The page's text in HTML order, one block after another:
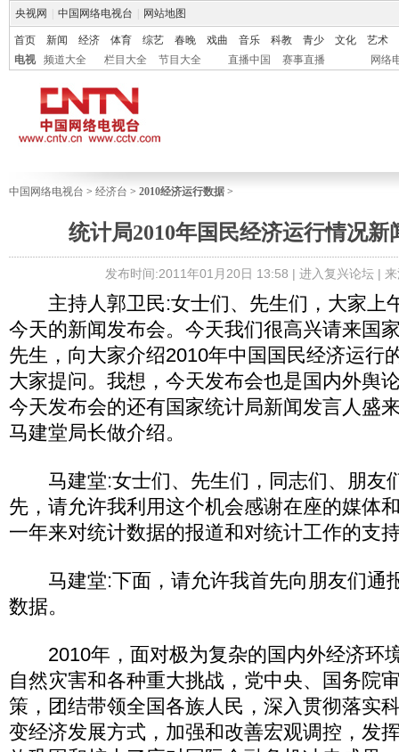
央视网 中国网络电视台 网站地图
首页 新闻 经济 体育 综艺 春晚 戏曲 音乐 科教 青少 文化
艺术
电视
频道大全 栏目大全 节目大全 直播中国 赛事直播 网络
中国网络电视台 > 经济台 > 2010经济运行数据 >
统计局2010年国民经济运行情况新
发布时间:2011年01月20日 13:58 | 进入复兴论坛| 来
主持人郭卫民:女士们、先生们，大家上
今天的新闻发布会。今天我们很高兴请来国
先生，向大家介绍2010年中国国民经济运行
大家提问。我想，今天发布会也是国内外舆
今天发布会的还有国家统计局新闻发言人盛
马建堂局长做介绍。
马建堂:女士们、先生们，同志们、朋友
先，请允许我利用这个机会感谢在座的媒体
一年来对统计数据的报道和对统计工作的支
马建堂:下面，请允许我首先向朋友们通
数据。
2010年，面对极为复杂的国内外经济环
自然灾害和各种重大挑战，党中央、国务院
策，团结带领全国各族人民，深入贯彻落实
变经济发展方式，加强和改善宏观调控，发